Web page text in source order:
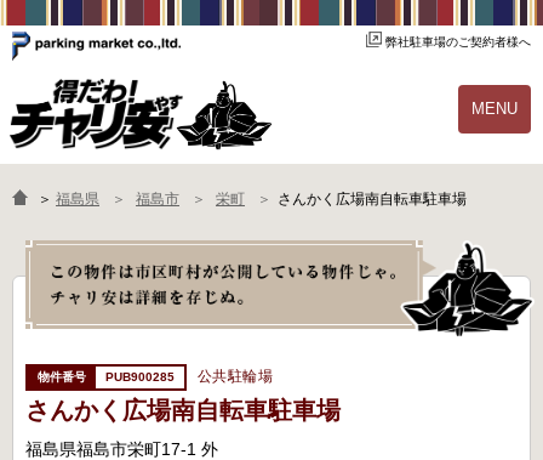
弊社駐車場のご契約者様へ
MENU
物件一覧 ご契約の流れ
よくあるご質問 駐輪場オーナー様へ
＞ 福島県 福島市 栄町 さんかく広場南自転車駐車場
PUB900285 公共駐輪場
さんかく広場南自転車駐車場
福島県福島市栄町17-1 外